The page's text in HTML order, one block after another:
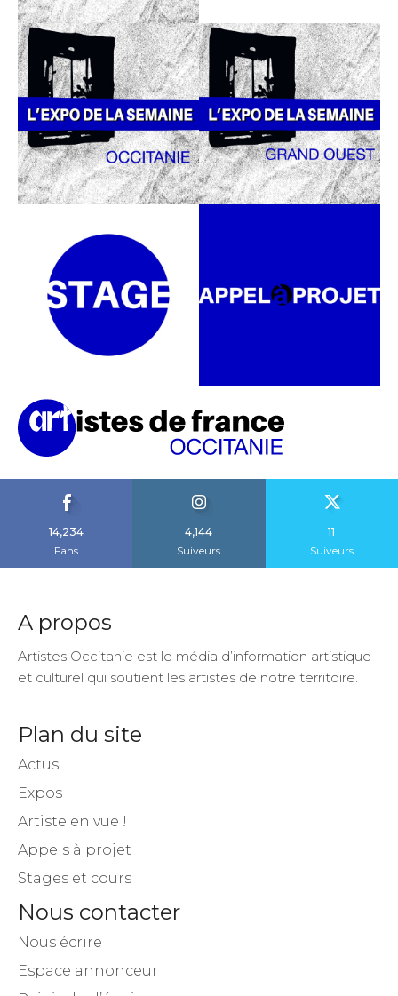
14,234
Fans
4,144
Suiveurs
11
Suiveurs
A propos
Artistes Occitanie est le média d’information artistique
et culturel qui soutient les artistes de notre territoire.
Plan du site
Actus
Expos
Artiste en vue !
Appels à projet
Stages et cours
Nous contacter
Nous écrire
Espace annonceur